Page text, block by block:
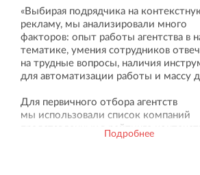
«Выбирая подрядчика на
рекламу, мы анализировали много
факторов: опыт работы агентства в
тематике, умения сотрудников
на трудные вопросы, наличия
для автоматизации работы и массу
Для первичного отбора агентств
мы использовали список компаний
представленных в рейтинге
рекламы на проекте „Рейтинг
Подробнее